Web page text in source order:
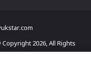
2026, All Rights